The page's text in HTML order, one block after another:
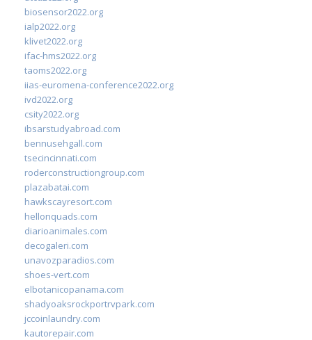
biosensor2022.org
ialp2022.org
klivet2022.org
ifac-hms2022.org
taoms2022.org
iias-euromena-conference2022.org
ivd2022.org
csity2022.org
ibsarstudyabroad.com
bennusehgall.com
tsecincinnati.com
roderconstructiongroup.com
plazabatai.com
hawkscayresort.com
hellonquads.com
diarioanimales.com
decogaleri.com
unavozparadios.com
shoes-vert.com
elbotanicopanama.com
shadyoaksrockportrvpark.com
jccoinlaundry.com
kautorepair.com